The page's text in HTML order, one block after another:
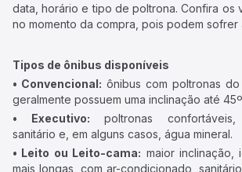
data, horário e tipo de poltrona. Confira os
no momento da compra, pois podem sofrer
Tipos de ônibus disponíveis
• Convencional: ônibus com poltronas
geralmente possuem uma inclinação até
• Executivo: poltronas confortáveis,
sanitário e, em alguns casos, água mineral.
• Leito ou Leito-cama: maior inclinação,
mais longas, com ar-condicionado,